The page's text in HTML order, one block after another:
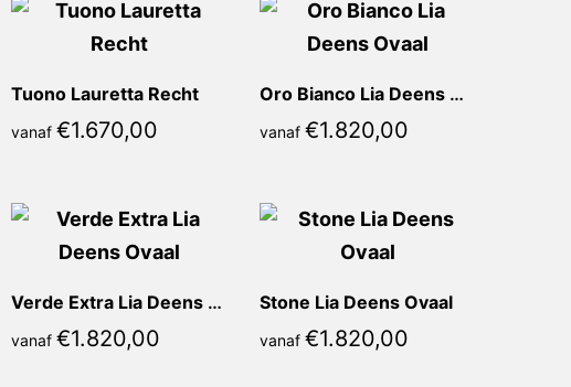
Tuono Lauretta Recht
vanaf €1.670,00
Oro Bianco Lia Deens Ovaal
vanaf €1.820,00
Verde Extra Lia Deens Ovaal
vanaf €1.820,00
Stone Lia Deens Ovaal
vanaf €1.820,00